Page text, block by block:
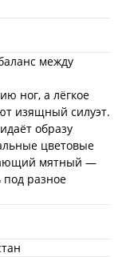
между
ног, а лёгкое
изящный силуэт.
образу
цветовые
мятный —
под разное